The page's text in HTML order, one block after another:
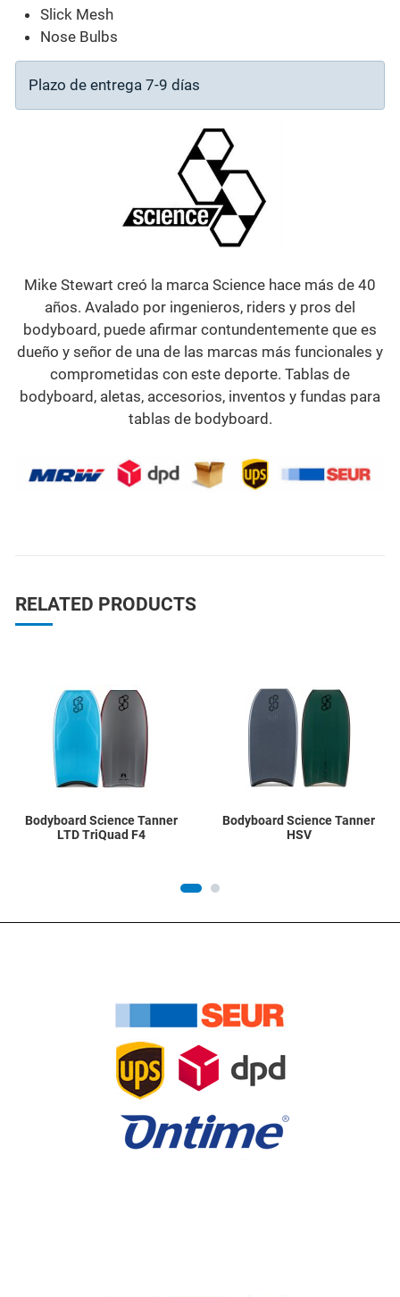
Slick Mesh
Nose Bulbs
Plazo de entrega 7-9 días
Mike Stewart creó la marca Science hace más de 40
años. Avalado por ingenieros, riders y pros del
bodyboard, puede afirmar contundentemente que es
dueño y señor de una de las marcas más funcionales y
comprometidas con este deporte. Tablas de
bodyboard, aletas, accesorios, inventos y fundas para
tablas de bodyboard.
RELATED PRODUCTS
Add to Wishlist
Quick View
Bodyboard Science Tanner
LTD TriQuad F4
Bodyboard Science Tanner
HSV